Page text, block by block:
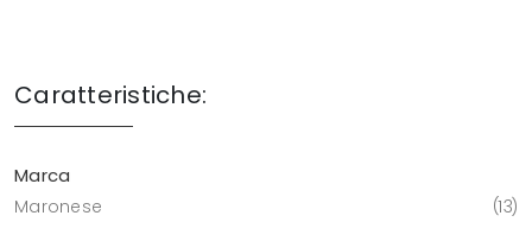
Caratteristiche:
Marca
Maronese 13